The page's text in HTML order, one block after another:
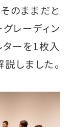
のままだと
グレーディン
ターを1枚入
しました。